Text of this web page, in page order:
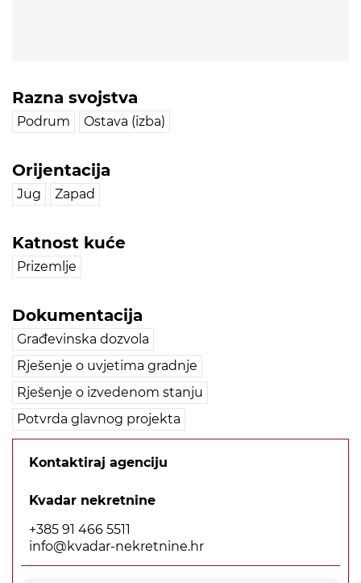
Razna svojstva
Podrum Ostava (izba)
Orijentacija
Jug Zapad
Katnost kuće
Prizemlje
Dokumentacija
Građevinska dozvola
Rješenje o uvjetima gradnje
Rješenje o izvedenom stanju
Potvrda glavnog projekta
Kontaktiraj agenciju
Kvadar nekretnine
+385 91 466 5511
info@kvadar-nekretnine.hr